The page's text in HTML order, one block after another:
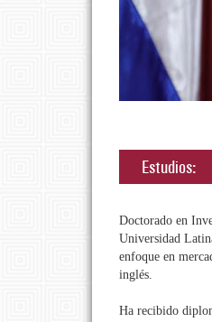
Estudios:
Doctorado en
Universidad
enfoque en
inglés.
Ha recibido